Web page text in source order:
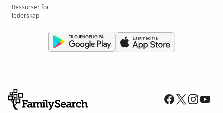
Ressurser for
lederskap